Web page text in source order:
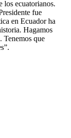
los ecuatorianos.
fue
en Ecuador ha
Hagamos
Tenemos que